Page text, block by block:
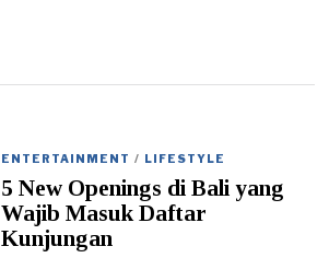
ENTERTAINMENT / LIFESTYLE
5 New Openings di Bali yang
Wajib Masuk Daftar
Kunjungan